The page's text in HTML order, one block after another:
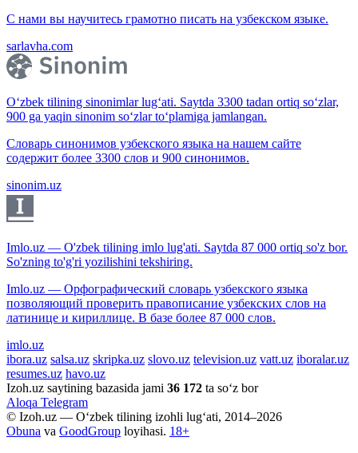
С нами вы научитесь грамотно писать на узбекском языке.
sarlavha.com
O‘zbek tilining sinonimlar lug‘ati. Saytda 3300 tadan ortiq so‘zlar,
900 ga yaqin sinonim so‘zlar to‘plamiga jamlangan.
Словарь синонимов узбекского языка на нашем сайте
содержит более 3300 слов и 900 синонимов.
sinonim.uz
Imlo.uz — O'zbek tilining imlo lug'ati. Saytda 87 000 ortiq so'z bor.
So'zning to'g'ri yozilishini tekshiring.
Imlo.uz — Орфографический словарь узбекского языка
позволяющий проверить правописание узбекских слов на
латинице и кириллице. В базе более 87 000 слов.
imlo.uz
ibora.uz salsa.uz skripka.uz slovo.uz television.uz vatt.uz iboralar.uz
resumes.uz havo.uz
Izoh.uz saytining bazasida jami 36 172 ta so‘z bor
Aloqa Telegram
© Izoh.uz — O‘zbek tilining izohli lug‘ati, 2014–2026
Obuna va GoodGroup loyihasi. 18+